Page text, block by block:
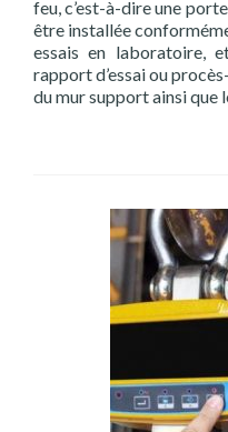
feu, c’est-à-dire une
être installée
essais en laboratoire,
rapport d’essai ou
du mur support ainsi que